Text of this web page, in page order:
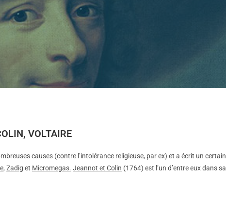
VOLTAIRE
causes (contre l’intolérance religieuse, par ex) et a écrit un certain
, Zadig et Micromegas. Jeannot et Colin (1764) est l’un d’entre eux dans sa